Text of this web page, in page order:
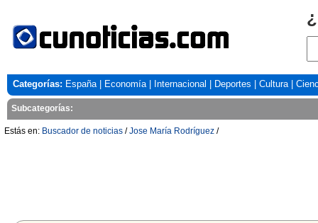
Categorías: España| Economía| Internacional Deportes Cultura|
Subcategorías:
Estás en: Buscador de noticias /Jose María Rodríguez /